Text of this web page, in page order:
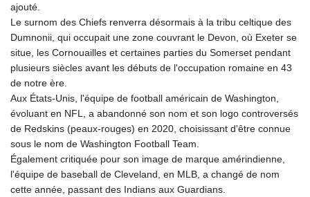
ajouté.
Le surnom des Chiefs renverra désormais à la tribu celtique des
Dumnonii, qui occupait une zone couvrant le Devon, où Exeter se
situe, les Cornouailles et certaines parties du Somerset pendant
plusieurs siècles avant les débuts de l'occupation romaine en 43
de notre ère.
Aux États-Unis, l'équipe de football américain de Washington,
évoluant en NFL, a abandonné son nom et son logo controversés
de Redskins (peaux-rouges) en 2020, choisissant d'être connue
sous le nom de Washington Football Team.
Également critiquée pour son image de marque amérindienne,
l'équipe de baseball de Cleveland, en MLB, a changé de nom
cette année, passant des Indians aux Guardians.